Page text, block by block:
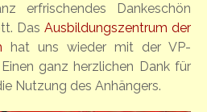
erfrischendes Dankeschön
Das Ausbildungszentrum der
hat uns wieder mit der VP-
ganz herzlichen Dank für
Nutzung des Anhängers.